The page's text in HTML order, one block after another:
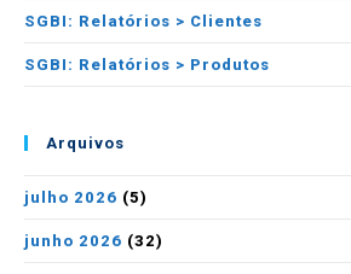
SGBI: Relatórios > Clientes
SGBI: Relatórios > Produtos
Arquivos
julho 2026 (5)
junho 2026 (32)